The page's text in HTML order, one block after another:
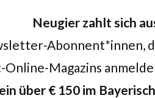
Neugier zahlt sich
Abonnent*innen,
Online-Magazins
über € 150 im